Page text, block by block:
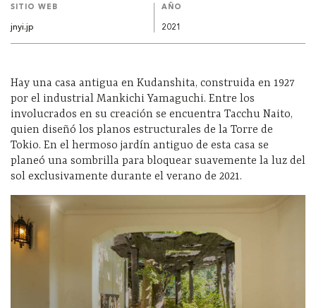
SITIO WEB
jnyi.jp
AÑO
2021
Hay una casa antigua en Kudanshita, construida en 1927
por el industrial Mankichi Yamaguchi. Entre los
involucrados en su creación se encuentra Tacchu Naito,
quien diseñó los planos estructurales de la Torre de
Tokio. En el hermoso jardín antiguo de esta casa se
planeó una sombrilla para bloquear suavemente la luz del
sol exclusivamente durante el verano de 2021.